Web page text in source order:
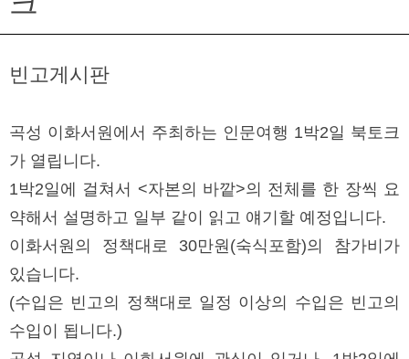
빈고게시판
곡성 이화서원에서 주최하는 인문여행 1박2일 북토크
가 열립니다.
1박2일에 걸쳐서 <자본의 바깥>의 전체를 한 장씩 요
약해서 설명하고 일부 같이 읽고 얘기할 예정입니다.
이화서원의 정책대로 30만원(숙식포함)의 참가비가
있습니다.
(수입은 빈고의 정책대로 일정 이상의 수입은 빈고의
수입이 됩니다.)